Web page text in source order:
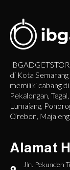
di Kota
memiliki cabang
Pekalongan,
Lumajang,
Cirebon,
Alamat
Jln. Pekunden